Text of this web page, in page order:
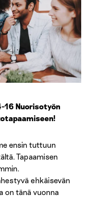
16 Nuorisotyön
ensin tuttuun
Tapaamisen
ehkäisevän
on tänä vuonna